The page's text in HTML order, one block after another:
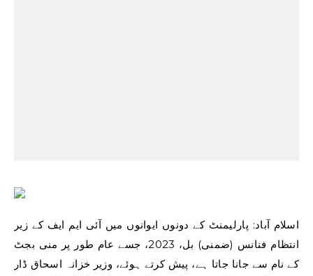
اسلام آباد: پارلیمنٹ کے دونوں ایوانوں میں آئی ایم ایف کے زیر
انتظام فنانس (ضمنی) بل، 2023، جسے عام طور پر منی بجٹ
کے نام سے جانا جاتا ہے، پیش کرتے ہوئے، وزیر خزانہ اسحاق ڈار